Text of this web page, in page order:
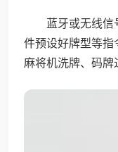
蓝牙或无线
件预设好牌型等
麻将机洗牌、码牌